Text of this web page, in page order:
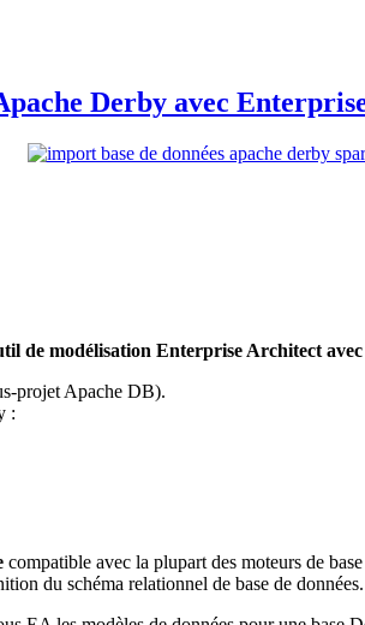
Derby avec
de modélisation Enterprise Architect avec
projet Apache DB).
:
compatible avec la plupart des moteurs de
du schéma relationnel de base de données.